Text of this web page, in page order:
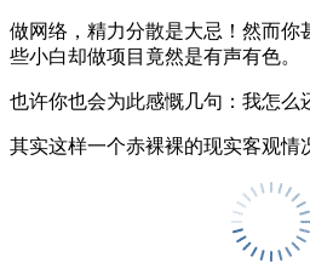
做网络，精力分散是大忌！然而你
些小白却做项目竟然是有声有色。
也许你也会为此感慨几句：我怎么
其实这样一个赤裸裸的现实客观情